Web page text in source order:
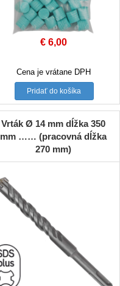
€6,00
Cena je vrátane DPH
Pridať do košíka
Vrták Ø 14 mm dĺžka 350
mm …… (pracovná dĺžka
270 mm)